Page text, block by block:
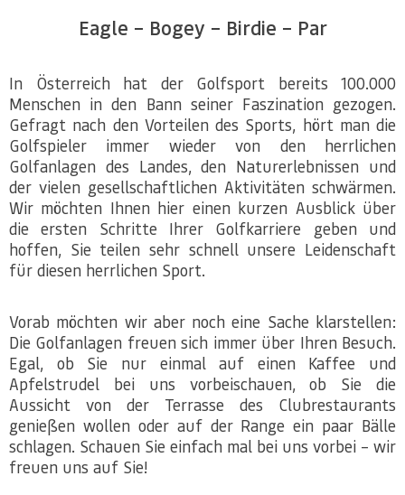
Eagle – Bogey – Birdie – Par
In Österreich hat der Golfsport bereits 100.000
Menschen in den Bann seiner Faszination gezogen.
Gefragt nach den Vorteilen des Sports, hört man die
Golfspieler immer wieder von den herrlichen
Golfanlagen des Landes, den Naturerlebnissen und
der vielen gesellschaftlichen Aktivitäten schwärmen.
Wir möchten Ihnen hier einen kurzen Ausblick über
die ersten Schritte Ihrer Golfkarriere geben und
hoffen, Sie teilen sehr schnell unsere Leidenschaft
für diesen herrlichen Sport.
Vorab möchten wir aber noch eine Sache klarstellen:
Die Golfanlagen freuen sich immer über Ihren Besuch.
Egal, ob Sie nur einmal auf einen Kaffee und
Apfelstrudel bei uns vorbeischauen, ob Sie die
Aussicht von der Terrasse des Clubrestaurants
genießen wollen oder auf der Range ein paar Bälle
schlagen. Schauen Sie einfach mal bei uns vorbei – wir
freuen uns auf Sie!